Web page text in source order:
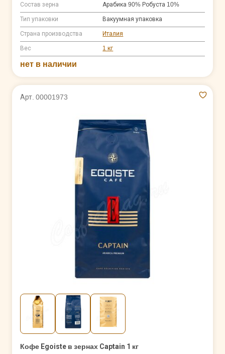
Состав зерна Арабика 90% Робуста 10%
Тип упаковки Вакуумная упаковка
Страна производства Италия
Вес 1 кг
нет в наличии
Арт. 00001973
Кофе Egoiste в зернах Captain 1 кг